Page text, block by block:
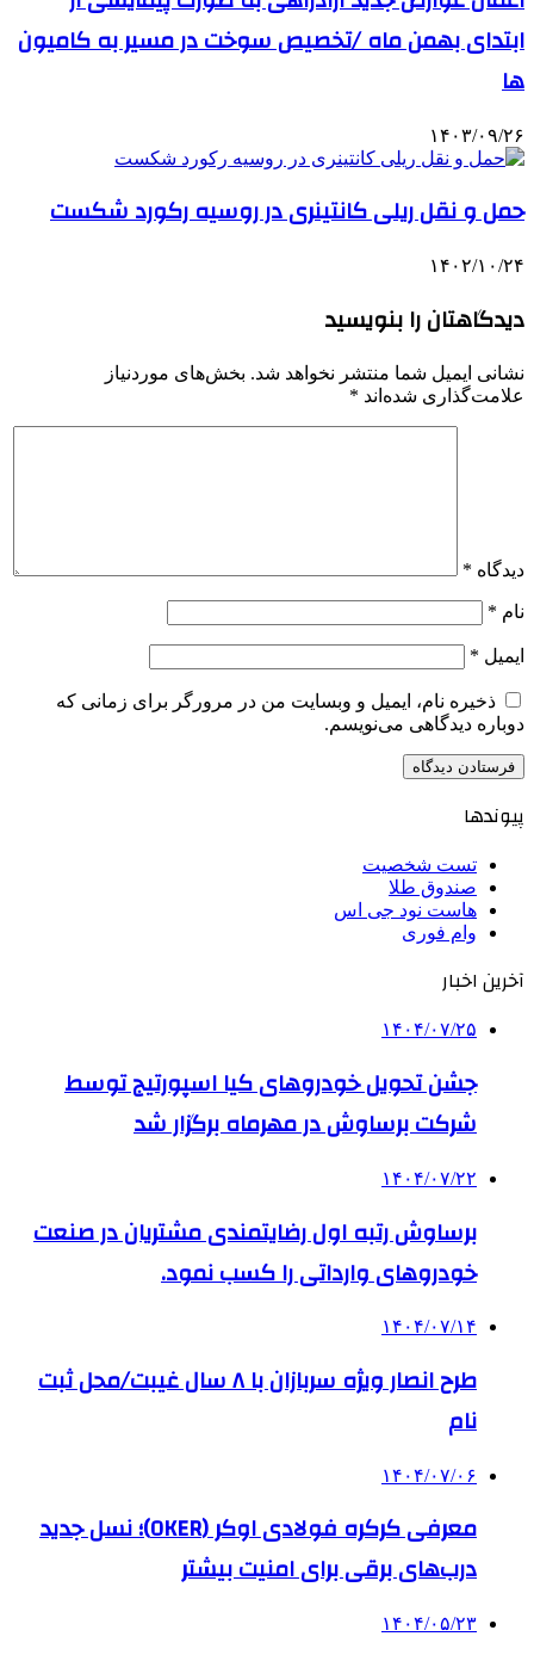
ابتدای بهمن ماه /تخصیص سوخت در مسیر به کامیون
ها
۱۴۰۳/۰۹/۲۶
حمل و نقل ریلی کانتینری در روسیه رکورد شکست
۱۴۰۲/۱۰/۲۴
دیدگاهتان را بنویسید
نشانی ایمیل شما منتشر نخواهد شد. بخش‌های موردنیاز
علامت‌گذاری شده‌اند *
دیدگاه *
نام *
ایمیل *
ذخیره نام، ایمیل و وبسایت من در مرورگر برای زمانی که
دوباره دیدگاهی می‌نویسم.
پیوندها
تست شخصیت
صندوق طلا
هاست نود جی اس
وام فوری
آخرین اخبار
۱۴۰۴/۰۷/۲۵
جشن تحویل خودروهای کیا اسپورتیج توسط
شرکت برساوش در مهرماه برگزار شد
۱۴۰۴/۰۷/۲۲
برساوش رتبه اول رضایتمندی مشتریان در صنعت
خودروهای وارداتی را کسب نمود.
۱۴۰۴/۰۷/۱۴
طرح انصار ویژه سربازان با ۸ سال غیبت/محل ثبت
نام
۱۴۰۴/۰۷/۰۶
معرفی کرکره فولادی اوکر (OKER)؛ نسل جدید
درب‌های برقی برای امنیت بیشتر
۱۴۰۴/۰۵/۲۳